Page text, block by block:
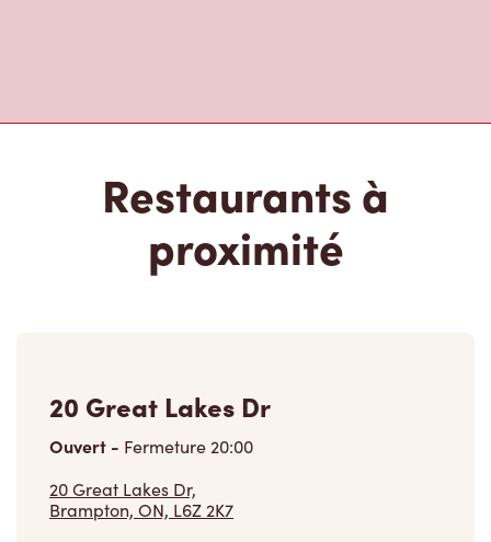
Restaurants à
proximité
20 Great Lakes Dr
Ouvert - Fermeture20:00
20 Great Lakes Dr,
Brampton, ON, L6Z 2K7